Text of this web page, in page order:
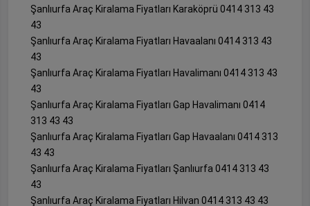
Şanlıurfa Araç Kiralama Fiyatları Karaköprü 0414 313 43
43
Şanlıurfa Araç Kiralama Fiyatları Havaalanı 0414 313 43
43
Şanlıurfa Araç Kiralama Fiyatları Havalimanı 0414 313 43
43
Şanlıurfa Araç Kiralama Fiyatları Gap Havalimanı 0414
313 43 43
Şanlıurfa Araç Kiralama Fiyatları Gap Havaalanı 0414 313
43 43
Şanlıurfa Araç Kiralama Fiyatları Şanlıurfa 0414 313 43
43
Şanlıurfa Araç Kiralama Fiyatları Hilvan 0414 313 43 43